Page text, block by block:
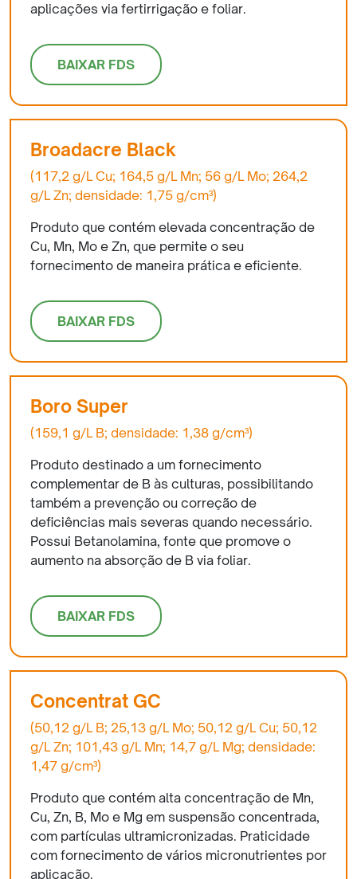
aplicações via fertirrigação e foliar.
BAIXAR FDS
Broadacre Black
(117,2 g/L Cu; 164,5 g/L Mn; 56 g/L Mo; 264,2
g/L Zn; densidade: 1,75 g/cm³)
Produto que contém elevada concentração de
Cu, Mn, Mo e Zn, que permite o seu
fornecimento de maneira prática e eficiente.
BAIXAR FDS
Boro Super
(159,1 g/L B; densidade: 1,38 g/cm³)
Produto destinado a um fornecimento
complementar de B às culturas, possibilitando
também a prevenção ou correção de
deficiências mais severas quando necessário.
Possui Betanolamina, fonte que promove o
aumento na absorção de B via foliar.
BAIXAR FDS
Concentrat GC
(50,12 g/L B; 25,13 g/L Mo; 50,12 g/L Cu; 50,12
g/L Zn; 101,43 g/L Mn; 14,7 g/L Mg; densidade:
1,47 g/cm³)
Produto que contém alta concentração de Mn,
Cu, Zn, B, Mo e Mg em suspensão concentrada,
com partículas ultramicronizadas. Praticidade
com fornecimento de vários micronutrientes por
aplicação.